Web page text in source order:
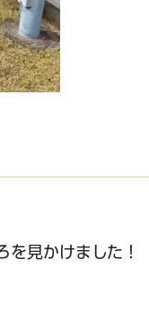
見かけました！